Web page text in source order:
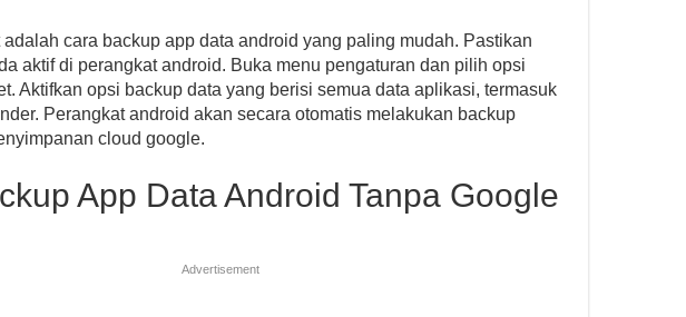
cara backup app data android yang paling mudah. Pastikan
aktif di perangkat android. Buka menu pengaturan dan pilih opsi
Aktifkan opsi backup data yang berisi semua data aplikasi, termasuk
Perangkat android akan secara otomatis melakukan backup
cloud google.
App Data Android Tanpa Google
Advertisement